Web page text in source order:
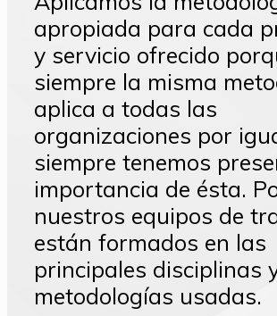
apropiada para cada
y servicio ofrecido
siempre la misma
aplica a todas las
organizaciones por
siempre tenemos
importancia de ésta.
nuestros equipos de
están formados en las
principales disciplinas
metodologías usadas.